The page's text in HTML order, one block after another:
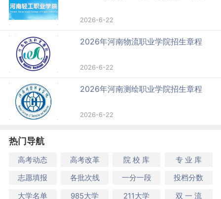
2026-6-22
2026年河南物流职业学院招生章程
2026-6-22
2026年河南测绘职业学院招生章程
2026-6-22
热门导航
高考动态 高考改革 院 校 库
专 业 库
志愿填报
各批次线 一分一段
投档分数
大学名单
985大学 211大学 双 一 流